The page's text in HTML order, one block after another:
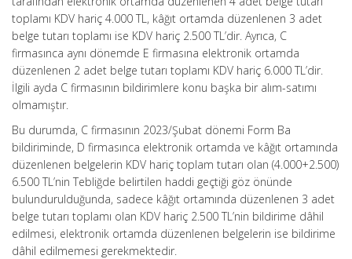
toplamı KDV hariç 4.000 TL, kâğıt ortamda düzenlenen 3 adet
belge tutarı toplamı ise KDV hariç 2.500 TL’dir. Ayrıca, C
firmasınca aynı dönemde E firmasına elektronik ortamda
düzenlenen 2 adet belge tutarı toplamı KDV hariç 6.000 TL’dir.
İlgili ayda C firmasının bildirimlere konu başka bir alım-satımı
olmamıştır.
Bu durumda, C firmasının 2023/Şubat dönemi Form Ba
bildiriminde, D firmasınca elektronik ortamda ve kâğıt ortamında
düzenlenen belgelerin KDV hariç toplam tutarı olan (4.000+2.500)
6.500 TL’nin Tebliğde belirtilen haddi geçtiği göz önünde
bulundurulduğunda, sadece kâğıt ortamında düzenlenen 3 adet
belge tutarı toplamı olan KDV hariç 2.500 TL’nin bildirime dâhil
edilmesi, elektronik ortamda düzenlenen belgelerin ise bildirime
dâhil edilmemesi gerekmektedir.